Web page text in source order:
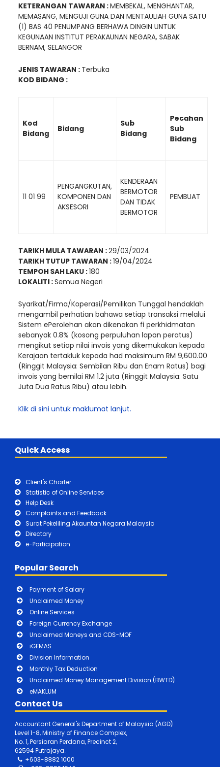
KETERANGAN TAWARAN :MEMBEKAL, MENGHANTAR,
MEMASANG, MENGUJI GUNA DAN MENTAULIAH GUNA SATU
(1) BAS 40 PENUMPANG BERHAWA DINGIN UNTUK
KEGUNAAN INSTITUT PERAKAUNAN NEGARA, SABAK
BERNAM, SELANGOR
JENIS TAWARAN : Terbuka
KOD BIDANG :
Kod
Bidang
Bidang
Sub
Bidang
Pecahan
Sub
Bidang
11 01 99
PENGANGKUTAN,
KOMPONEN DAN
AKSESORI
KENDERAAN
BERMOTOR
DAN TIDAK
BERMOTOR
PEMBUAT
TARIKH MULA TAWARAN :29/03/2024
TARIKH TUTUP TAWARAN :19/04/2024
TEMPOH SAH LAKU :180
LOKALITI :Semua Negeri
Syarikat/Firma/Koperasi/Pemilikan Tunggal hendaklah
mengambil perhatian bahawa setiap transaksi melalui
Sistem ePerolehan akan dikenakan fi perkhidmatan
sebanyak 0.8% (kosong perpuluhan lapan peratus)
mengikut setiap nilai invois yang dikemukakan kepada
Kerajaan tertakluk kepada had maksimum RM 9,600.00
(Ringgit Malaysia: Sembilan Ribu dan Enam Ratus) bagi
invois yang bernilai RM 1.2 juta (Ringgit Malaysia: Satu
Juta Dua Ratus Ribu) atau lebih.
Klik di sini untuk maklumat lanjut.
Quick Access
Client's Charter
Statistic of Online Services
Help Desk
Complaints and Feedback
Surat Pekeliling Akauntan Negara Malaysia
Directory
e-Participation
Popular Search
Payment of Salary
Unclaimed Money
Online Services
Foreign Currency Exchange
Unclaimed Moneys and CDS-MOF
iGFMAS
Division Information
Monthly Tax Deduction
Unclaimed Money Management Division (BWTD)
eMAKLUM
Contact Us
Accountant General's Department of Malaysia (AGD)
Level 1-8, Ministry of Finance Complex,
No. 1, Persiaran Perdana, Precinct 2,
62594 Putrajaya.
+603-8882 1000